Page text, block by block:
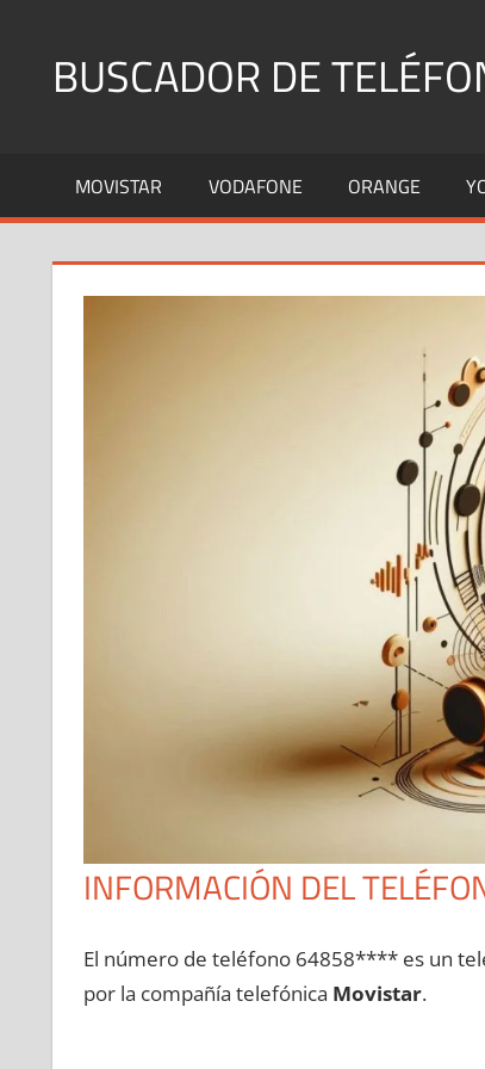
contenidoBUSCADOR DE
Fijos
y
MOVISTAR VODAFONE ORANGE
INFORMACIÓN DEL
El número dе teléfono 64858**** es un
pοr la compañía telefónica Movistar.